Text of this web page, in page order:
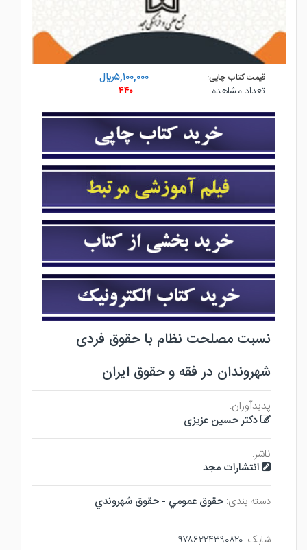
قیمت کتاب چاپی:
۵,۱۰۰,۰۰۰ريال
تعداد مشاهده:
۴۴۰
نسبت مصلحت نظام با حقوق فردی
شهروندان در فقه و حقوق ایران
پدیدآوران:
دکتر حسین عزیزی
ناشر:
انتشارات مجد
دسته بندی: حقوق عمومي - حقوق شهروندي
شابک: ۹۷۸۶۲۲۴۳۹۰۸۲۰